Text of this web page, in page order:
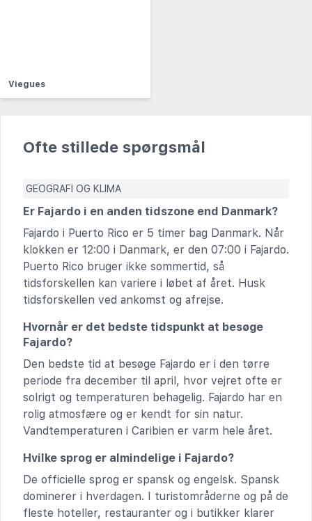
Viegues
Ofte stillede spørgsmål
GEOGRAFI OG KLIMA
Er Fajardo i en anden tidszone end Danmark?
Fajardo i Puerto Rico er 5 timer bag Danmark. Når
klokken er 12:00 i Danmark, er den 07:00 i Fajardo.
Puerto Rico bruger ikke sommertid, så
tidsforskellen kan variere i løbet af året. Husk
tidsforskellen ved ankomst og afrejse.
Hvornår er det bedste tidspunkt at besøge
Fajardo?
Den bedste tid at besøge Fajardo er i den tørre
periode fra december til april, hvor vejret ofte er
solrigt og temperaturen behagelig. Fajardo har en
rolig atmosfære og er kendt for sin natur.
Vandtemperaturen i Caribien er varm hele året.
Hvilke sprog er almindelige i Fajardo?
De officielle sprog er spansk og engelsk. Spansk
dominerer i hverdagen. I turistområderne og på de
fleste hoteller, restauranter og i butikker klarer